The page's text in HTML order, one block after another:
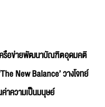
ครือข่ายพัฒนาบัณฑิตอุดมคติ
New Balance’ วางโจทย์
าความเป็นมนุษย์